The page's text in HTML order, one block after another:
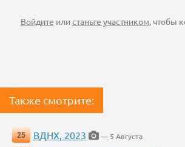
Войдите илистаньте участником, чтобы
Также смотрите:
25 ВДНХ, 2023
— 5 Августа